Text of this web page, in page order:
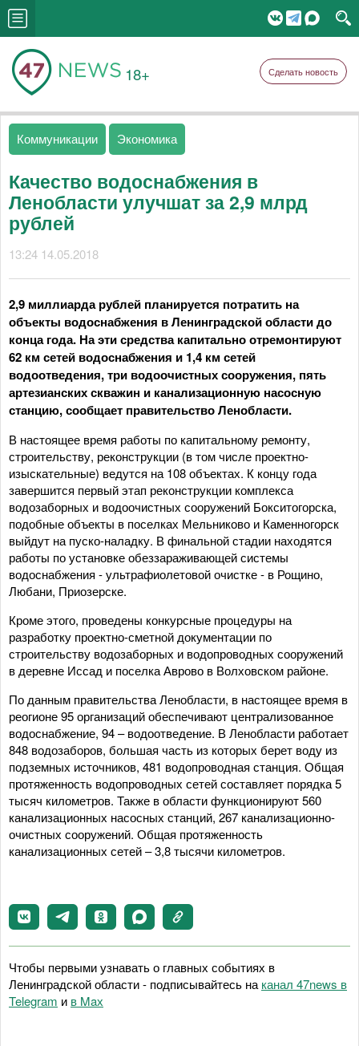
18+ Сделать новость
Коммуникации Экономика
Качество водоснабжения в
Ленобласти улучшат за 2,9 млрд
рублей
13:24 14.05.2018
2,9 миллиарда рублей планируется потратить на
объекты водоснабжения в Ленинградской области до
конца года. На эти средства капитально отремонтируют
62 км сетей водоснабжения и 1,4 км сетей
водоотведения, три водоочистных сооружения, пять
артезианских скважин и канализационную насосную
станцию, сообщает правительство Ленобласти.
В настоящее время работы по капитальному ремонту,
строительству, реконструкции (в том числе проектно-
изыскательные) ведутся на 108 объектах. К концу года
завершится первый этап реконструкции комплекса
водозаборных и водоочистных сооружений Бокситогорска,
подобные объекты в поселках Мельниково и Каменногорск
выйдут на пуско-наладку. В финальной стадии находятся
работы по установке обеззараживающей системы
водоснабжения - ультрафиолетовой очистке - в Рощино,
Любани, Приозерске.
Кроме этого, проведены конкурсные процедуры на
разработку проектно-сметной документации по
строительству водозаборных и водопроводных сооружений
в деревне Иссад и поселка Аврово в Волховском районе.
По данным правительства Ленобласти, в настоящее время в
реогионе 95 организаций обеспечивают централизованное
водоснабжение, 94 – водоотведение. В Ленобласти работает
848 водозаборов, большая часть из которых берет воду из
подземных источников, 481 водопроводная станция. Общая
протяженность водопроводных сетей составляет порядка 5
тысяч километров. Также в области функционируют 560
канализационных насосных станций, 267 канализационно-
очистных сооружений. Общая протяженность
канализационных сетей – 3,8 тысячи километров.
Чтобы первыми узнавать о главных событиях в
Ленинградской области - подписывайтесь на канал 47news в
Telegram и в Maх